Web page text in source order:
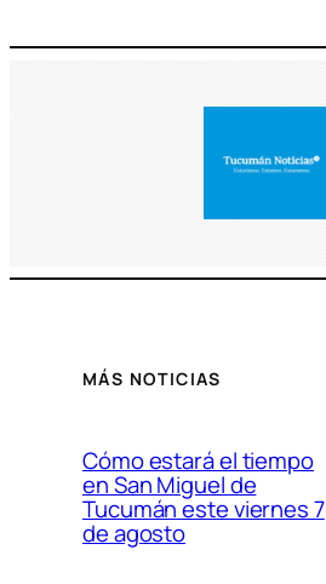
MÁS NOTICIAS
Cómo estará el tiempo
en San Miguel de
Tucumán este viernes 7
de agosto